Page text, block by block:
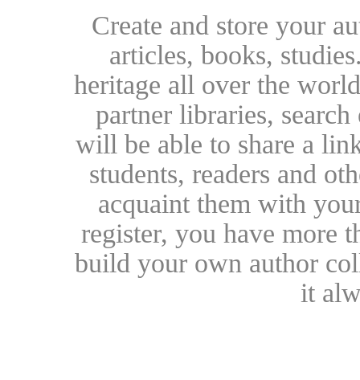
Create and store your
articles, books,
heritage all over the
partner libraries,
will be able to share a
students, readers and
acquaint them with
register, you have more
build your own author
it